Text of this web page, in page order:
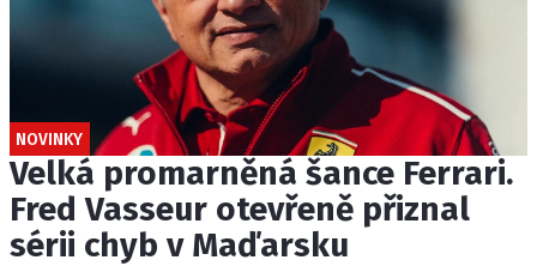
NOVINKY
Velká promarněná šance Ferrari.
Fred Vasseur otevřeně přiznal
sérii chyb v Maďarsku